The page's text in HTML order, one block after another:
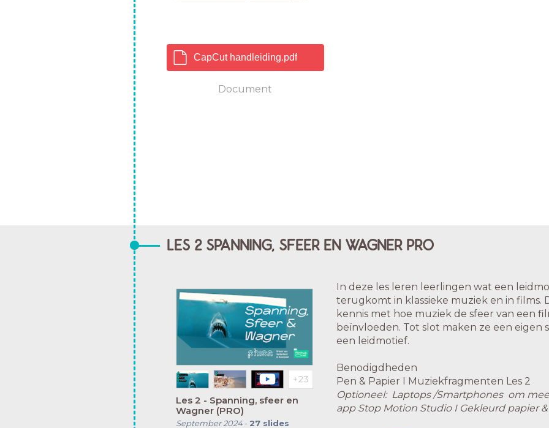
CapCut handleiding.pdf
Document
LES 2 SPANNING, SFEER EN WAGNER PRO
Les 2 - Spanning, sfeer en
Wagner (PRO)
September 2024- 27 slides
In deze les leren leerlingen wat een
terugkomt in klassieke muziek en in films.
kennis met hoe muziek de sfeer van een
beïnvloeden. Tot slot maken ze een eigen
een leidmotief.
Benodigdheden
Pen & Papier I Muziekfragmenten Les 2
Optioneel: Laptops /Smartphones om
app Stop Motion Studio I Gekleurd papier